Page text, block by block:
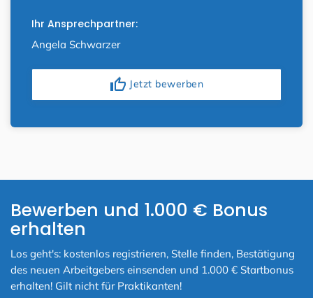
Ihr Ansprechpartner:
Angela Schwarzer
thumb_up Jetzt bewerben
Bewerben und 1.000 € Bonus
erhalten
Los geht's: kostenlos registrieren, Stelle finden, Bestätigung
des neuen Arbeitgebers einsenden und 1.000 € Startbonus
erhalten! Gilt nicht für Praktikanten!